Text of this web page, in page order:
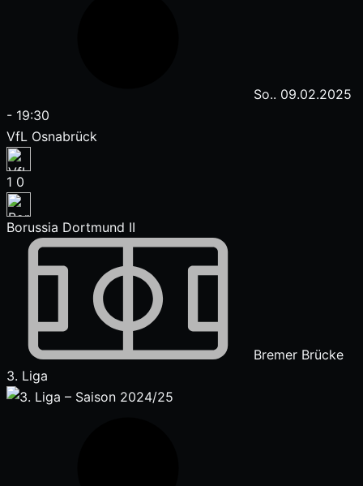
So.. 09.02.2025
- 19:30
VfL Osnabrück
1 0
Borussia Dortmund II
Bremer Brücke
3. Liga